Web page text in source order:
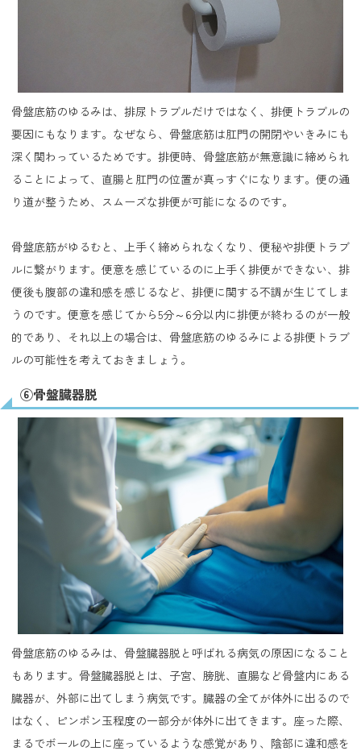
骨盤底筋のゆるみは、排尿トラブルだけではなく、排便トラブルの
要因にもなります。なぜなら、骨盤底筋は肛門の開閉やいきみにも
深く関わっているためです。排便時、骨盤底筋が無意識に締められ
ることによって、直腸と肛門の位置が真っすぐになります。便の通
り道が整うため、スムーズな排便が可能になるのです。
骨盤底筋がゆるむと、上手く締められなくなり、便秘や排便トラブ
ルに繋がります。便意を感じているのに上手く排便ができない、排
便後も腹部の違和感を感じるなど、排便に関する不調が生じてしま
うのです。便意を感じてから5分～6分以内に排便が終わるのが一般
的であり、それ以上の場合は、骨盤底筋のゆるみによる排便トラブ
ルの可能性を考えておきましょう。
⑥骨盤臓器脱
骨盤底筋のゆるみは、骨盤臓器脱と呼ばれる病気の原因になること
もあります。骨盤臓器脱とは、子宮、膀胱、直腸など骨盤内にある
臓器が、外部に出てしまう病気です。臓器の全てが体外に出るので
はなく、ピンポン玉程度の一部分が体外に出てきます。座った際、
まるでボールの上に座っているような感覚があり、陰部に違和感を